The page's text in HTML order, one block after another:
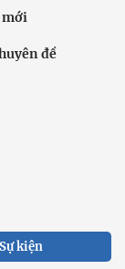
mới
đề
Sự kiện